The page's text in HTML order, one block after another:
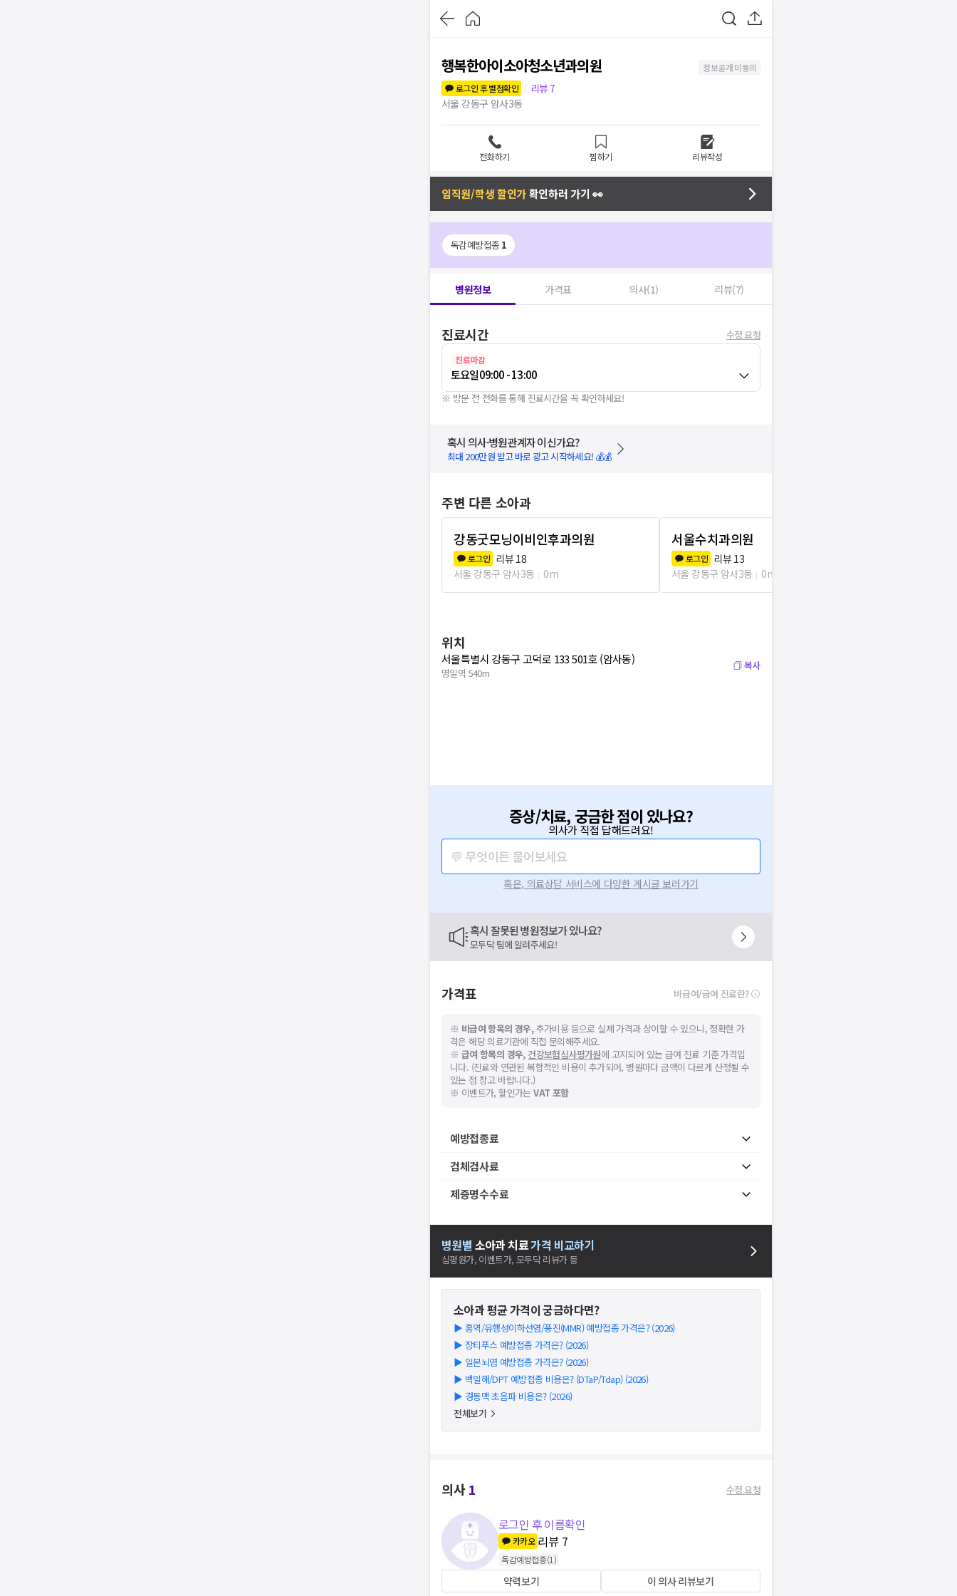
행복한아이소아청소년과의원
정보공개 미동의
로그인 후 별점확인
리뷰 7
서울 강동구 암사3동
전화하기 찜하기 리뷰작성
임직원/학생 할인가확인하러 가기 👀
독감예방접종 1
병원정보 가격표 의사(1) 리뷰(7)
진료시간 수정 요청
진료마감
토요일09:00 - 13:00
※ 방문 전 전화를 통해 진료시간을 꼭 확인하세요!
혹시 의사·병원관계자 이신가요?
최대 200만원 받고 바로 광고 시작하세요! 💰💰
주변 다른 소아과
강동굿모닝이비인후과의원
로그인 리뷰 18
서울 강동구 암사3동
0m
서울수치과의원
로그인 리뷰 13
서울 강동구 암사3동
0m
위치
서울특별시 강동구 고덕로 133 501호 (암사동)
명일역 540m
복사
증상/치료, 궁금한 점이 있나요?
의사가 직접 답해드려요!
💬 무엇이든 물어보세요
혹은, 의료상담 서비스에 다양한 게시글 보러가기
혹시 잘못된 병원정보가 있나요?
모두닥 팀에 알려주세요!
가격표 비급여/급여 진료란?
※ 비급여 항목의 경우,추가비용 등으로 실제 가격과 상이할 수 있으니, 정확한 가
격은 해당 의료기관에 직접 문의해주세요.
※ 급여 항목의 경우, 건강보험심사평가원에 고지되어 있는 급여 진료 기준 가격입
니다. (진료와 연관된 복합적인 비용이 추가되어, 병원마다 금액이 다르게 산정될 수
있는 점 참고 바랍니다.)
※ 이벤트가, 할인가는VAT 포함
예방접종료
검체검사료
제증명수수료
병원별 소아과치료가격 비교하기
심평원가, 이벤트가, 모두닥 리뷰가 등
소아과평균 가격이 궁금하다면?
▶ 홍역/유행성이하선염/풍진(MMR) 예방접종 가격은? (2026)
▶ 장티푸스 예방접종 가격은? (2026)
▶ 일본뇌염 예방접종 가격은? (2026)
▶ 백일해/DPT 예방접종 비용은? (DTaP/Tdap) (2026)
▶ 경동맥 초음파 비용은? (2026)
전체보기
의사1 수정 요청
로그인 후 이름확인
카카오 리뷰 7
독감예방접종(1)
약력보기 이 의사 리뷰보기